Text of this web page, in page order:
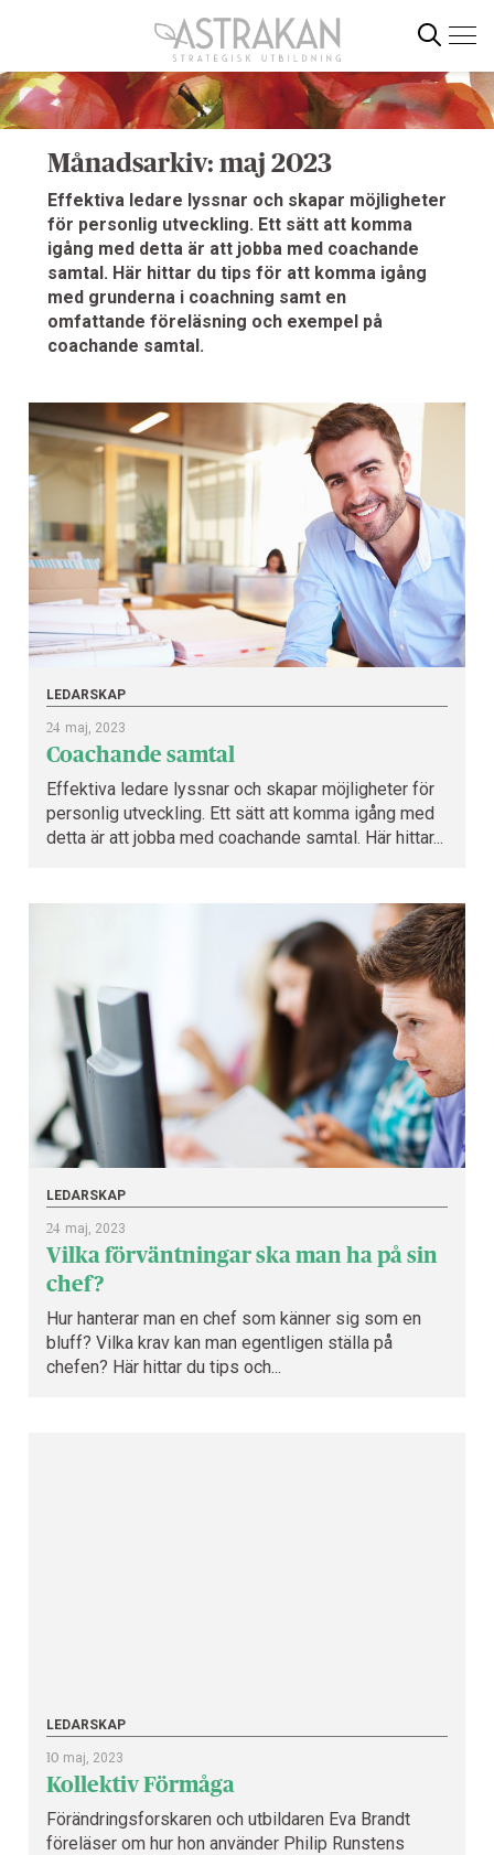
till
innehållet
Sök
Månadsarkiv: maj 2023
Effektiva ledare lyssnar och skapar möjligheter
för personlig utveckling. Ett sätt att komma
igång med detta är att jobba med coachande
samtal. Här hittar du tips för att komma igång
med grunderna i coachning samt en
omfattande föreläsning och exempel på
coachande samtal.
LEDARSKAP
24 maj, 2023
Coachande samtal
Effektiva ledare lyssnar och skapar möjligheter för
personlig utveckling. Ett sätt att komma igång med
detta är att jobba med coachande samtal. Här hittar...
LEDARSKAP
24 maj, 2023
Vilka förväntningar ska man ha på sin
chef?
Hur hanterar man en chef som känner sig som en
bluff? Vilka krav kan man egentligen ställa på
chefen? Här hittar du tips och...
LEDARSKAP
10 maj, 2023
Kollektiv Förmåga
Förändringsforskaren och utbildaren Eva Brandt
föreläser om hur hon använder Philip Runstens